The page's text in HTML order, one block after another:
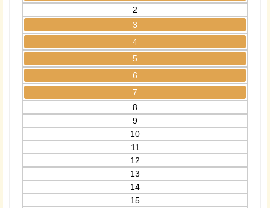
2
3
4
5
6
7
8
9
10
11
12
13
14
15